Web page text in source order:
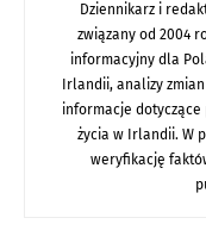
Dziennikarz i
związany od 2004
informacyjny dla
Irlandii, analizy
informacje dotyczące
życia w Irlandii. W
weryfikację